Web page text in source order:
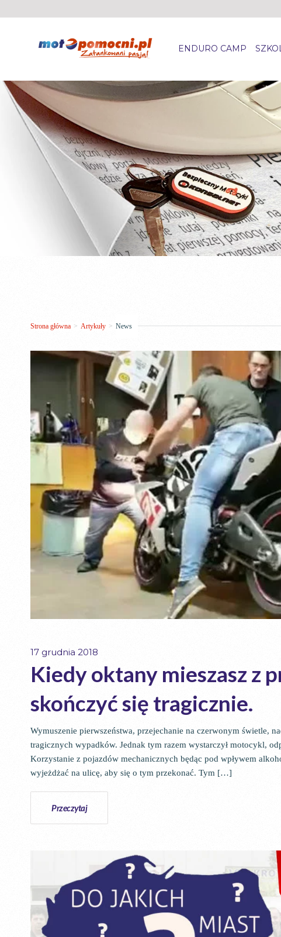
ENDURO CAMP
Strona główna > Artykuły > News
17 grudnia 2018
Kiedy oktany mieszasz z
skończyć się tragicznie.
Wymuszenie pierwszeństwa, przejechanie na czerwonym świetle,
tragicznych wypadków. Jednak tym razem wystarczył motocykl,
Korzystanie z pojazdów mechanicznych będąc pod wpływem
wyjeżdżać na ulicę, aby się o tym przekonać. Tym […]
Przeczytaj